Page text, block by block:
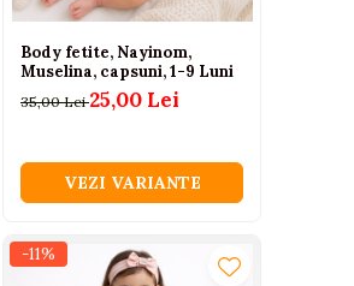
Body fetite, Nayinom,
Muselina, capsuni, 1-9 Luni
35,00 Lei25,00 Lei
VEZI VARIANTE
-11%